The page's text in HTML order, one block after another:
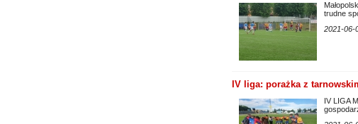
trudne
2021-06-
IV liga: porażka z
IV LIGA